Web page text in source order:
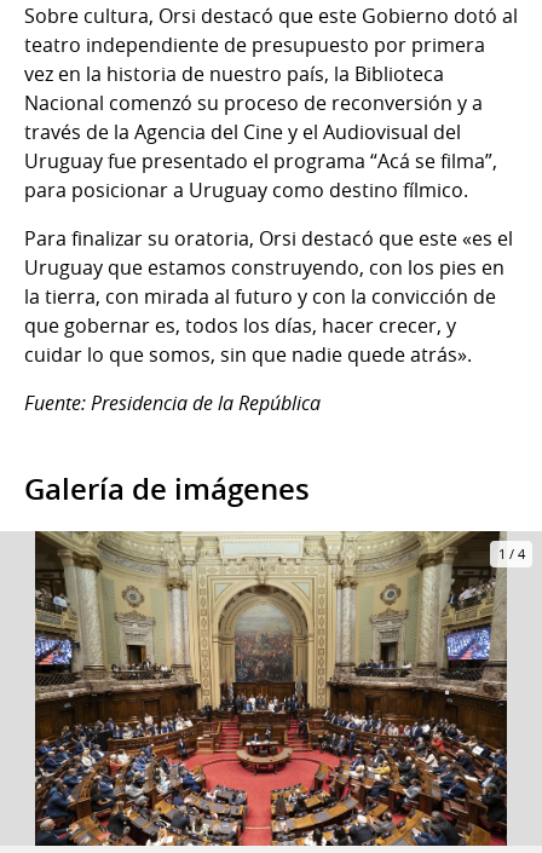
Sobre cultura, Orsi destacó que este Gobierno dotó al
teatro independiente de presupuesto por primera
vez en la historia de nuestro país, la Biblioteca
Nacional comenzó su proceso de reconversión y a
través de la Agencia del Cine y el Audiovisual del
Uruguay fue presentado el programa “Acá se filma”,
para posicionar a Uruguay como destino fílmico.
Para finalizar su oratoria, Orsi destacó que este «es el
Uruguay que estamos construyendo, con los pies en
la tierra, con mirada al futuro y con la convicción de
que gobernar es, todos los días, hacer crecer, y
cuidar lo que somos, sin que nadie quede atrás».
Fuente: Presidencia de la República
Galería de imágenes
1 / 4